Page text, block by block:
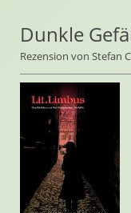
Dunkle
Rezension von Stefan